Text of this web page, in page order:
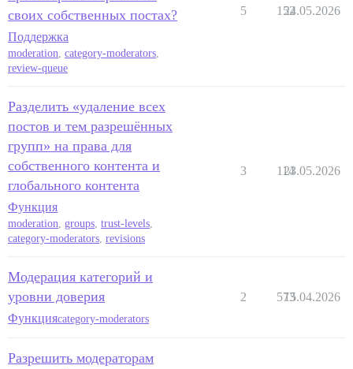
своих собственных постах?
Поддержка
moderation, category-moderators,
review-queue
5 152
24.05.2026
Разделить «удаление всех
постов и тем разрешённых
групп» на права для
собственного контента и
глобального контента
Функция
moderation, groups, trust-levels,
category-moderators, revisions
3 114
23.05.2026
Модерация категорий и
уровни доверия
Функцияcategory-moderators
2 573
15.04.2026
Разрешить модераторам